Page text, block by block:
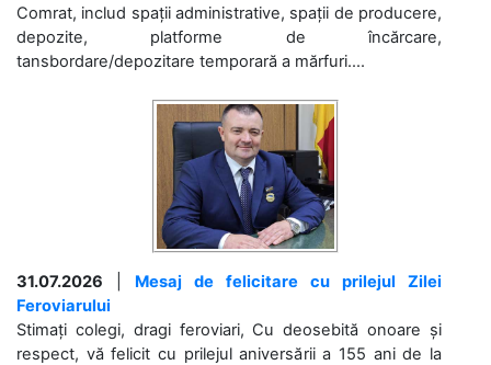
Comrat, includ spații administrative, spații de producere,
depozite, platforme de încărcare,
tansbordare/depozitare temporară a mărfuri....
31.07.2026
Mesaj de felicitare cu prilejul Zilei
Feroviarului
Stimați colegi, dragi feroviari, Cu deosebită onoare și
respect, vă felicit cu prilejul aniversării a 155 ani de la